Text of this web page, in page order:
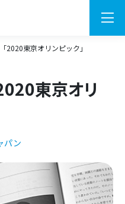
2020東京オリンピック」
東京オリ
パン